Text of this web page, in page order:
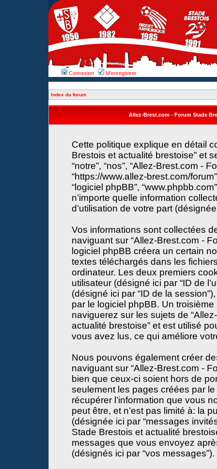
Connexion M’enregistrer
Index du forum
Allez-Brest.com - Forum Stade
Cette politique explique en détail
Brestois et actualité brestoise” et
“notre”, “nos”, “Allez-Brest.com -
“https://www.allez-brest.com/
“logiciel phpBB”,
n’importe quelle information
d’utilisation de votre part
Vos informations sont collectées
naviguant sur “Allez-Brest.com -
logiciel phpBB créera un certain
textes téléchargés dans les
ordinateur. Les deux premiers
utilisateur (désigné ici par “ID de
(désigné ici par “ID de la
par le logiciel phpBB. Un
naviguerez sur les sujets de
actualité brestoise” et est utilisé
vous avez lus, ce qui améliore
Nous pouvons également créer
naviguant sur “Allez-Brest.com -
bien que ceux-ci soient hors de
seulement les pages créées par
récupérer l’information que vous
peut être, et n’est pas limité à: la
(désignée ici par “messages
Stade Brestois et actualité
messages que vous envoyez
(désignés ici par “vos messages”).